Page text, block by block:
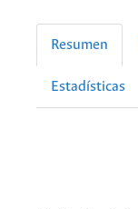
Resumen
Estadísticas